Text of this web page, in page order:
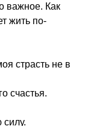
важное. Как
жить по-
страсть не в
счастья.